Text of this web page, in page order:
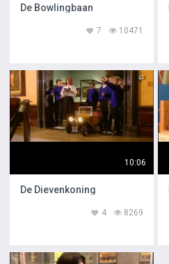
De Bowlingbaan
10471
7
10:06
De Dievenkoning
8269
4